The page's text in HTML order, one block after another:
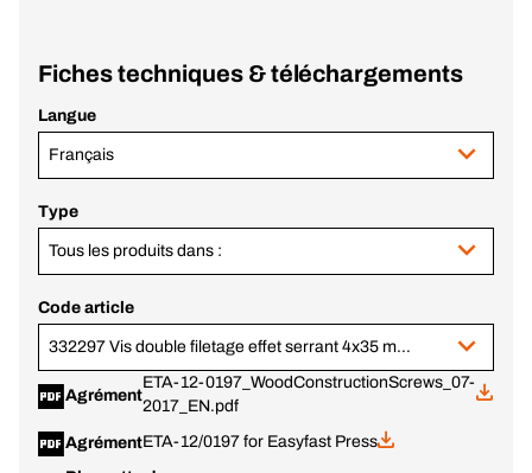
Fiches techniques & téléchargements
Langue
Français
Type
Tous les produits dans :
Code article
332297 Vis double filetage effet serrant 4x35 mm ZI TX20
Agrément
ETA-12-0197_WoodConstructionScrews_07-
2017_EN.pdf
AgrémentETA-12/0197 for Easyfast Press